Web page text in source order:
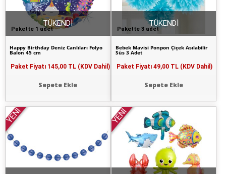
Pakette 1 adet
Happy Birthday Deniz Canlıları Folyo
Balon 45 cm
Paket Fiyatı 145,00 TL (KDV Dahil)
Sepete Ekle
TÜKENDİ
Pakette 3 adet
Bebek Mavisi Ponpon Çiçek Asılabilir
Süs 3 Adet
Paket Fiyatı 49,00 TL (KDV Dahil)
Sepete Ekle
TÜKENDİ
YENİ YENİ